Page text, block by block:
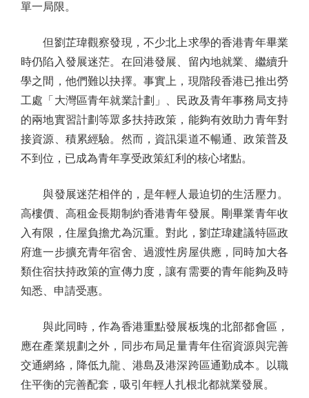
單一局限。
但劉芷瑋觀察發現，不少北上求學的香港青年畢業
時仍陷入發展迷茫。在回港發展、留內地就業、繼續升
學之間，他們難以抉擇。事實上，現階段香港已推出勞
工處「大灣區青年就業計劃」、民政及青年事務局支持
的兩地實習計劃等眾多扶持政策，能夠有效助力青年對
接資源、積累經驗。然而，資訊渠道不暢通、政策普及
不到位，已成為青年享受政策紅利的核心堵點。
與發展迷茫相伴的，是年輕人最迫切的生活壓力。
高樓價、高租金長期制約香港青年發展。剛畢業青年收
入有限，住屋負擔尤為沉重。對此，劉芷瑋建議特區政
府進一步擴充青年宿舍、過渡性房屋供應，同時加大各
類住宿扶持政策的宣傳力度，讓有需要的青年能夠及時
知悉、申請受惠。
與此同時，作為香港重點發展板塊的北部都會區，
應在產業規劃之外，同步布局足量青年住宿資源與完善
交通網絡，降低九龍、港島及港深跨區通勤成本。以職
住平衡的完善配套，吸引年輕人扎根北都就業發展。